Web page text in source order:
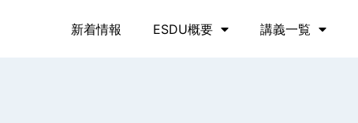
新着情報 ESDU概要 講義一覧